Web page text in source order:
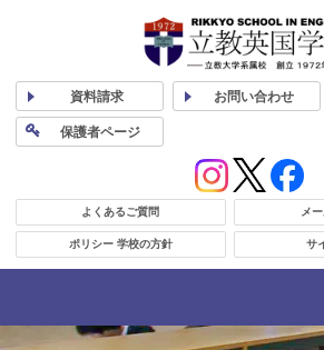
資料請求 お問い合わせ
保護者ページ
よくあるご質問 メ
ポリシー 学校の方針 サ